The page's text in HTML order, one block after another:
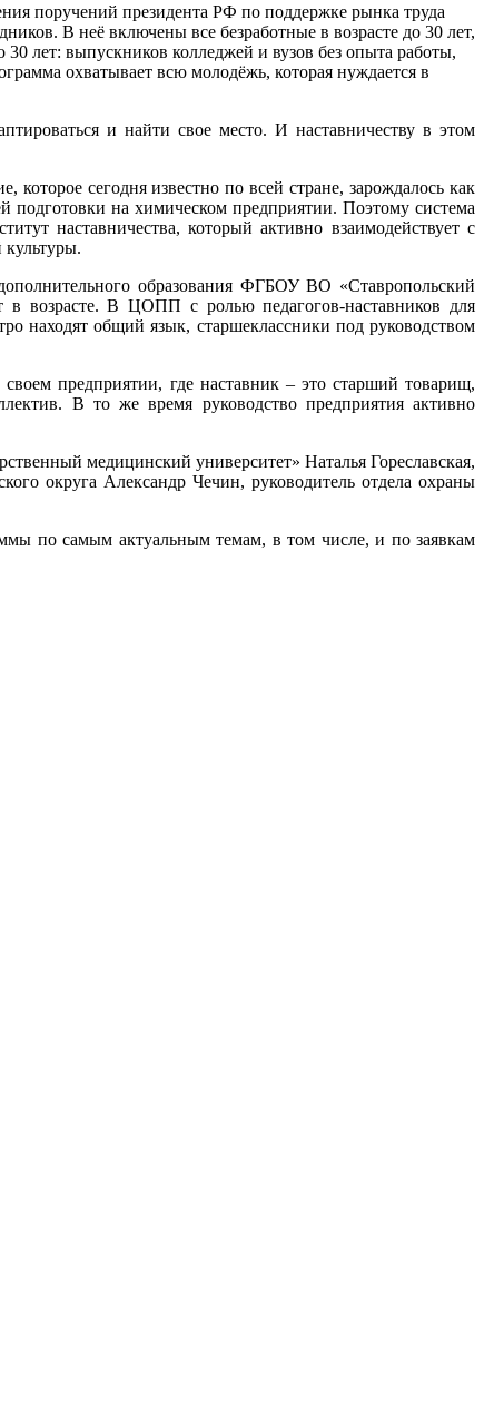
поручений президента РФ по поддержке рынка труда
В неё включены все безработные в возрасте до 30 лет,
лет: выпускников колледжей и вузов без опыта работы,
охватывает всю молодёжь, которая нуждается в
и найти свое место. И наставничеству в этом
сегодня известно по всей стране, зарождалось как
подготовки на химическом предприятии. Поэтому система
наставничества, который активно взаимодействует с
образования ФГБОУ ВО «Ставропольский
в возрасте. В ЦОПП с ролью педагогов-наставников для
находят общий язык, старшеклассники под руководством
предприятии, где наставник – это старший товарищ,
В то же время руководство предприятия активно
медицинский университет» Наталья Гореславская,
округа Александр Чечин, руководитель отдела охраны
по самым актуальным темам, в том числе, и по заявкам